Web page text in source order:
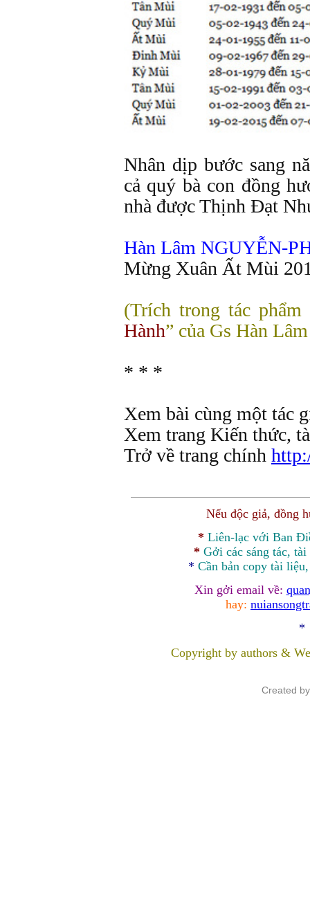
Nhân dịp bước sang
cả quý bà con đồng
nhà được Thịnh Đạt
Hàn Lâm NGUYỄN-
Mừng Xuân Ất Mùi
(Trích trong tác phẩm
Hành” của Gs Hàn
* * *
Xem bài cùng một tác
Xem trang Kiến thức,
Trở về trang chính
Nếu độc giả, đồng
* Liên-lạc với Ban
* Gởi các sáng tác,
* Cần bản copy tài
Xin gởi email về:
hay:
*
Copyright by authors &
Created